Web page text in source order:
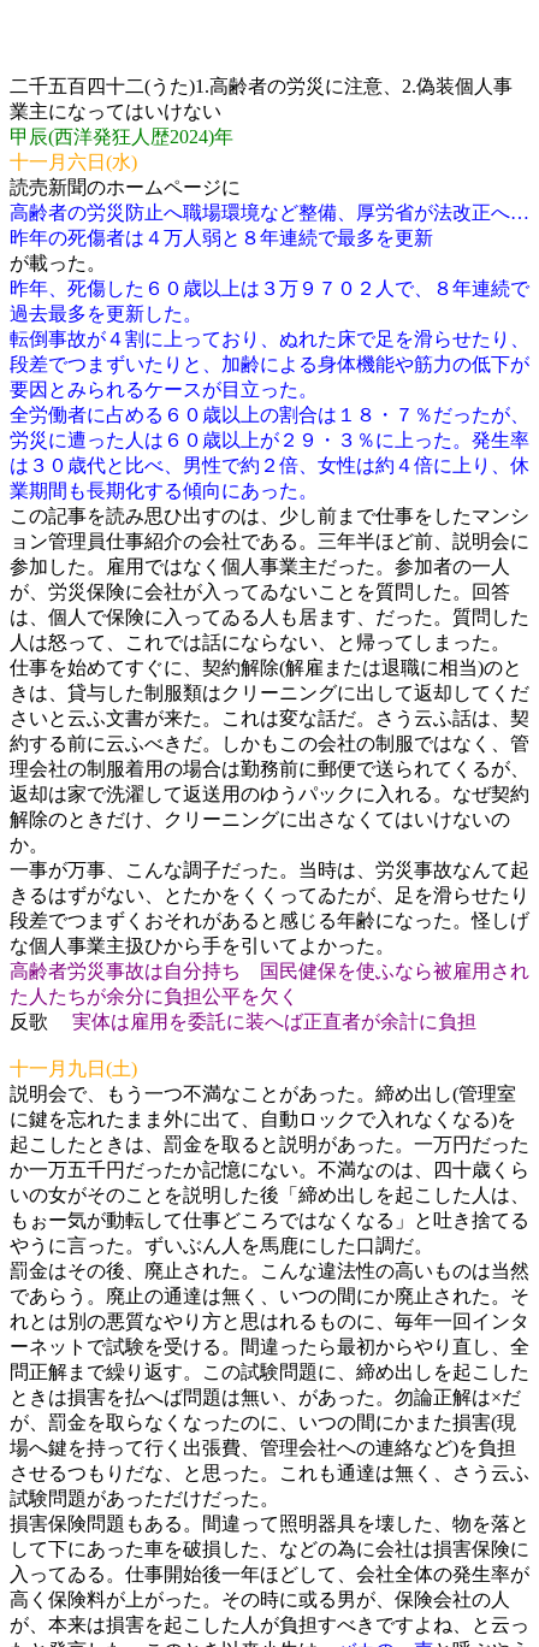
二千五百四十二(うた)1.高齢者の労災に注意、2.偽装個人事
業主になってはいけない
甲辰(西洋発狂人歴2024)年
十一月六日(水)
読売新聞のホームページに
高齢者の労災防止へ職場環境など整備、厚労省が法改正へ…
昨年の死傷者は４万人弱と８年連続で最多を更新
が載った。
昨年、死傷した６０歳以上は３万９７０２人で、８年連続で
過去最多を更新した。
転倒事故が４割に上っており、ぬれた床で足を滑らせたり、
段差でつまずいたりと、加齢による身体機能や筋力の低下が
要因とみられるケースが目立った。
全労働者に占める６０歳以上の割合は１８・７％だったが、
労災に遭った人は６０歳以上が２９・３％に上った。発生率
は３０歳代と比べ、男性で約２倍、女性は約４倍に上り、休
業期間も長期化する傾向にあった。
この記事を読み思ひ出すのは、少し前まで仕事をしたマンシ
ョン管理員仕事紹介の会社である。三年半ほど前、説明会に
参加した。雇用ではなく個人事業主だった。参加者の一人
が、労災保険に会社が入ってゐないことを質問した。回答
は、個人で保険に入ってゐる人も居ます、だった。質問した
人は怒って、これでは話にならない、と帰ってしまった。
仕事を始めてすぐに、契約解除(解雇または退職に相当)のと
きは、貸与した制服類はクリーニングに出して返却してくだ
さいと云ふ文書が来た。これは変な話だ。さう云ふ話は、契
約する前に云ふべきだ。しかもこの会社の制服ではなく、管
理会社の制服着用の場合は勤務前に郵便で送られてくるが、
返却は家で洗濯して返送用のゆうパックに入れる。なぜ契約
解除のときだけ、クリーニングに出さなくてはいけないの
か。
一事が万事、こんな調子だった。当時は、労災事故なんて起
きるはずがない、とたかをくくってゐたが、足を滑らせたり
段差でつまずくおそれがあると感じる年齢になった。怪しげ
な個人事業主扱ひから手を引いてよかった。
高齢者労災事故は自分持ち 国民健保を使ふなら被雇用され
た人たちが余分に負担公平を欠く
反歌
実体は雇用を委託に装へば正直者が余計に負担
十一月九日(土)
説明会で、もう一つ不満なことがあった。締め出し(管理室
に鍵を忘れたまま外に出て、自動ロックで入れなくなる)を
起こしたときは、罰金を取ると説明があった。一万円だった
か一万五千円だったか記憶にない。不満なのは、四十歳くら
いの女がそのことを説明した後「締め出しを起こした人は、
もぉー気が動転して仕事どころではなくなる」と吐き捨てる
やうに言った。ずいぶん人を馬鹿にした口調だ。
罰金はその後、廃止された。こんな違法性の高いものは当然
であらう。廃止の通達は無く、いつの間にか廃止された。そ
れとは別の悪質なやり方と思はれるものに、毎年一回インタ
ーネットで試験を受ける。間違ったら最初からやり直し、全
問正解まで繰り返す。この試験問題に、締め出しを起こした
ときは損害を払へば問題は無い、があった。勿論正解は×だ
が、罰金を取らなくなったのに、いつの間にかまた損害(現
場へ鍵を持って行く出張費、管理会社への連絡など)を負担
させるつもりだな、と思った。これも通達は無く、さう云ふ
試験問題があっただけだった。
損害保険問題もある。間違って照明器具を壊した、物を落と
して下にあった車を破損した、などの為に会社は損害保険に
入ってゐる。仕事開始後一年ほどして、会社全体の発生率が
高く保険料が上がった。その時に或る男が、保険会社の人
が、本来は損害を起こした人が負担すべきですよね、と云っ